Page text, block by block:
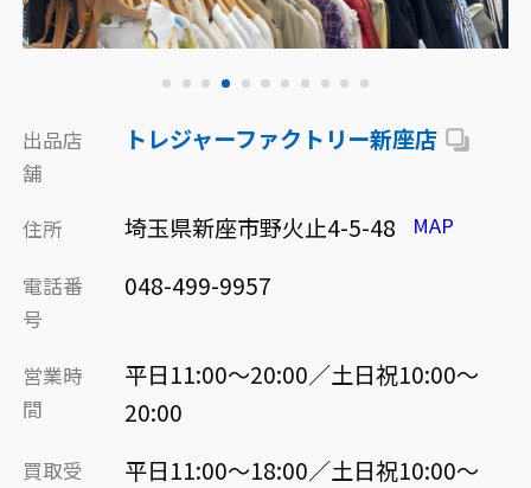
出品店
舗
トレジャーファクトリー新座店
住所 埼玉県新座市野火止4-5-48 MAP
電話番
号
048-499-9957
営業時
間
平日11:00～20:00／土日祝10:00～
20:00
買取受
平日11:00～18:00／土日祝10:00～